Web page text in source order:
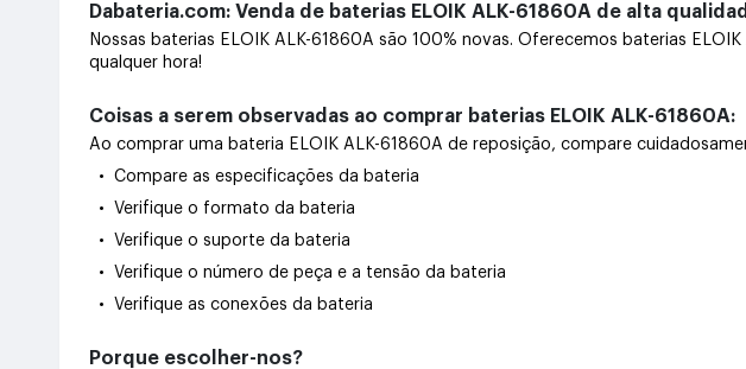
Dabateria.com: Venda de baterias ELOIK ALK-61860A de alta
Nossas baterias ELOIK ALK-61860A são 100% novas. Oferecemos baterias
qualquer hora!
Coisas a serem observadas ao comprar baterias ELOIK ALK-61860A:
Ao comprar uma bateria ELOIK ALK-61860A de reposição, compare
• Compare as especificações da bateria
• Verifique o formato da bateria
• Verifique o suporte da bateria
• Verifique o número de peça e a tensão da bateria
• Verifique as conexões da bateria
Porque escolher-nos?